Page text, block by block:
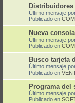
Distribuidores
Último mensaje
Publicado en
Nueva
Último mensaje
Publicado en
Busco tarjeta
Último mensaje
Publicado en
Programa del
Último mensaje
Publicado en